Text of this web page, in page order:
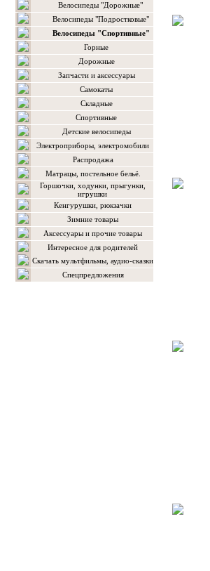
Велосипеды "Дорожные"
Велосипеды "Подростковые"
Велосипеды "Спортивные"
Горные
Дорожные
Запчасти и аксессуары
Самокаты
Складные
Спортивные
Детские велосипеды
Электроприборы, электромобили
Распродажа
Матрацы, постельное бельё.
Горшочки, ходунки, прыгунки,
игрушки
Кенгурушки, рюкзачки
Зимние товары
Аксессуары и прочие товары
Интересное для родителей
Скачать мультфильмы, аудио-сказки
Спецпредложения